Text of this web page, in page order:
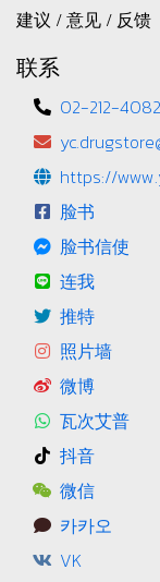
建议 / 意见 / 反馈
联系
02-212-4082
https://
脸书
脸书信使
连我
推特
照片墙
微博
瓦次艾普
抖音
微信
카카오
VK